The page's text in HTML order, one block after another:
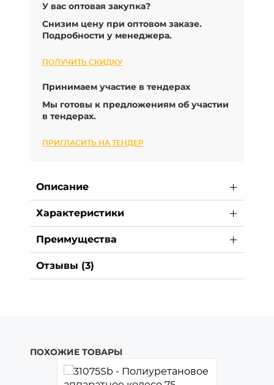
У вас оптовая закупка?
Снизим цену при оптовом заказе.
Подробности у менеджера.
ПОЛУЧИТЬ СКИДКУ
Принимаем участие в тендерах
Мы готовы к предложениям об участии
в тендерах.
ПРИГЛАСИТЬ НА ТЕНДЕР
Описание
Характеристики
Преимущества
Отзывы (3)
ПОХОЖИЕ ТОВАРЫ